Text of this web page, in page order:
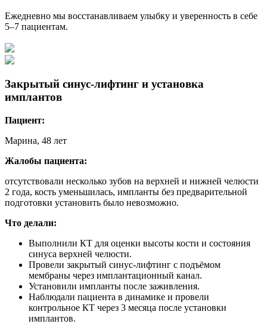
Ежедневно мы восстанавливаем улыбку и уверенность в себе
5–7 пациентам.
Закрытый синус-лифтинг и установка
имплантов
Пациент:
Марина, 48 лет
Жалобы пациента:
отсутствовали несколько зубов на верхней и нижней челюсти
2 года, кость уменьшилась, импланты без предварительной
подготовки установить было невозможно.
Что делали:
Выполнили КТ для оценки высоты кости и состояния
синуса верхней челюсти.
Провели закрытый синус-лифтинг с подъёмом
мембраны через имплантационный канал.
Установили импланты после заживления.
Наблюдали пациента в динамике и провели
контрольное КТ через 3 месяца после установки
имплантов.